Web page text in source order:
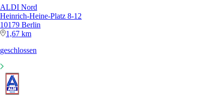
ALDI Nord
Heinrich-Heine-Platz 8-12
10179 Berlin
1,67 km
geschlossen